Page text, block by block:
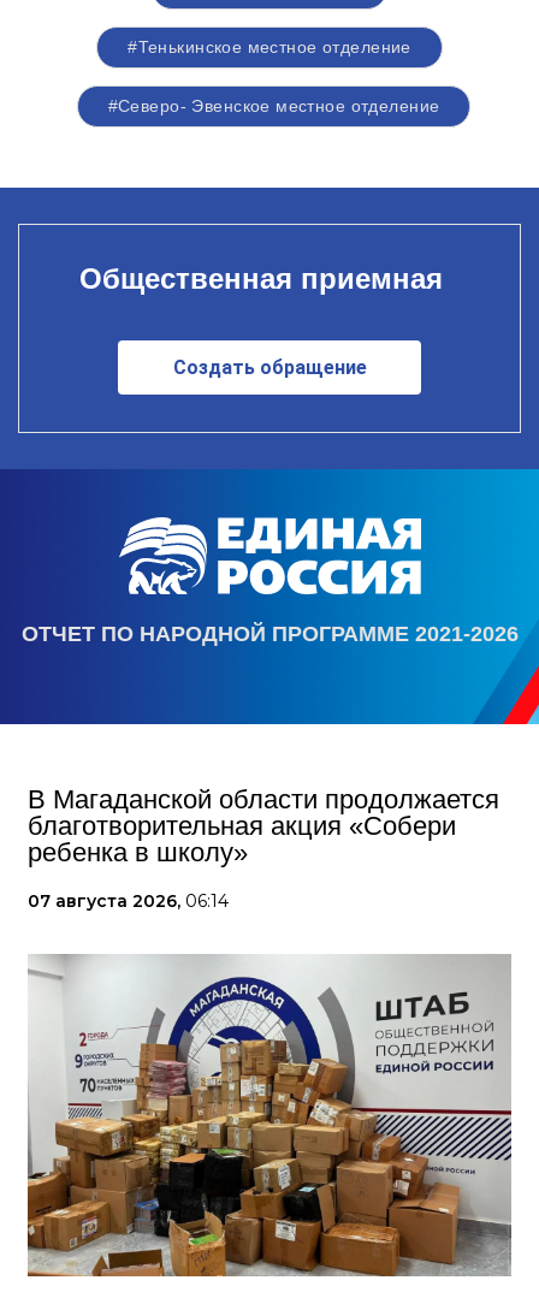
#Тенькинское местное отделение
#Северо- Эвенское местное отделение
Общественная приемная
Создать обращение
ОТЧЕТ ПО НАРОДНОЙ ПРОГРАММЕ 2021-2026
В Магаданской области продолжается
благотворительная акция «Собери
ребенка в школу»
07 августа 2026, 06:14